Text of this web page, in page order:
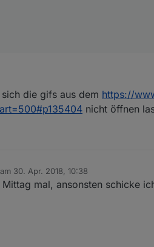
die gifs aus dem https://
nicht öffnen
30. Apr. 2018, 10:38
von
mal, ansonsten schicke